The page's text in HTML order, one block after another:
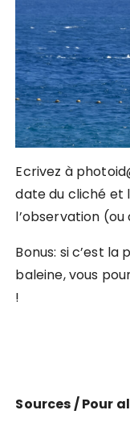
Ecrivez à
date du cliché et
l’observation (ou
Bonus: si c’est
baleine, vous
!
Sources / Pour